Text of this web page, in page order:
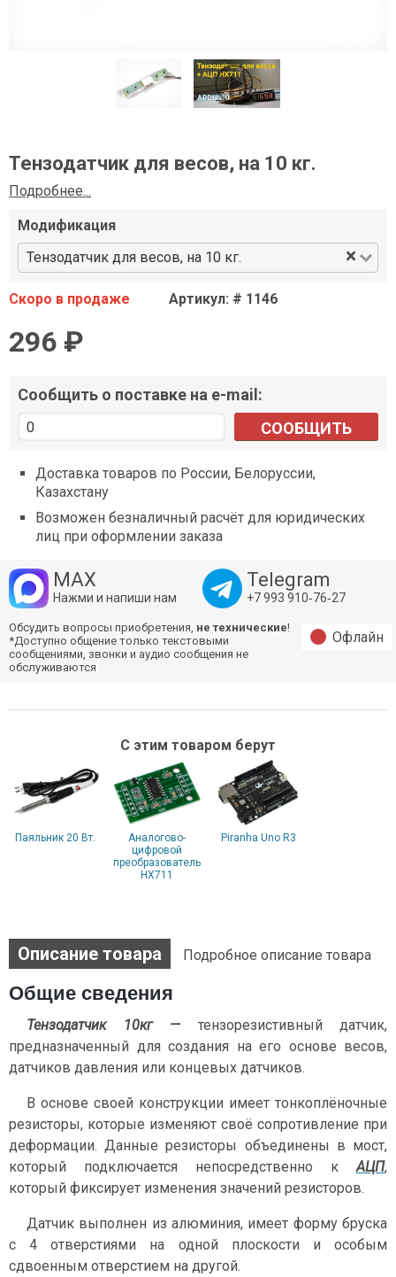
Тензодатчик для весов, на 10 кг.
Подробнее...
Модификация
Тензодатчик для весов, на 10 кг.
×
Скоро в продаже Артикул: # 1146
296 ₽
Сообщить о поставке на e-mail:
СООБЩИТЬ
Доставка товаров по России, Белоруссии,
Казахстану
Возможен безналичный расчёт для юридических
лиц при оформлении заказа
MAX
Нажми и напиши нам
Telegram
+7 993 910‑76‑27
Обсудить вопросы приобретения, не технические!
*Доступно общение только текстовыми
сообщениями, звонки и аудио сообщения не
обслуживаются
Офлайн
С этим товаром берут
Паяльник 20 Вт.
Аналогово-
цифровой
преобразователь
HX711
Piranha Uno R3
Описание товара Подробное описание товара
Общие сведения
Тензодатчик 10кг — тензорезистивный датчик,
предназначенный для создания на его основе весов,
датчиков давления или концевых датчиков.
В основе своей конструкции имеет тонкоплёночные
резисторы, которые изменяют своё сопротивление при
деформации. Данные резисторы объединены в мост,
который подключается непосредственно кАЦП,
который фиксирует изменения значений резисторов.
Датчик выполнен из алюминия, имеет форму бруска
с 4 отверстиями на одной плоскости и особым
сдвоенным отверстием на другой.